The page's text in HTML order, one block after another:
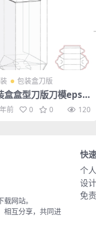
包装盒刀版
盒盒型刀版刀模eps
图
前 0 0 120
网站。
相互分享，共同进
快
个
设
免